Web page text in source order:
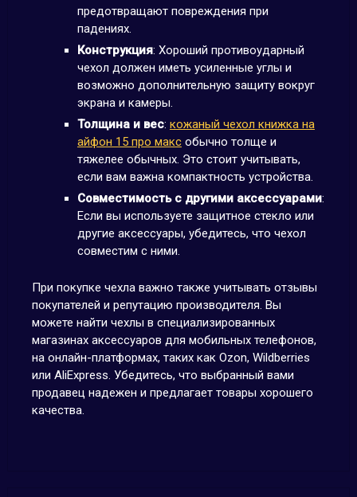
предотвращают повреждения при
падениях.
Конструкция: Хороший противоударный
чехол должен иметь усиленные углы и
возможно дополнительную защиту вокруг
экрана и камеры.
Толщина и вес: кожаный чехол книжка на
айфон 15 про максобычно толще и
тяжелее обычных. Это стоит учитывать,
если вам важна компактность устройства.
Совместимость с другими аксессуарами:
Если вы используете защитное стекло или
другие аксессуары, убедитесь, что чехол
совместим с ними.
При покупке чехла важно также учитывать отзывы
покупателей и репутацию производителя. Вы
можете найти чехлы в специализированных
магазинах аксессуаров для мобильных телефонов,
на онлайн-платформах, таких как Ozon, Wildberries
или AliExpress. Убедитесь, что выбранный вами
продавец надежен и предлагает товары хорошего
качества.